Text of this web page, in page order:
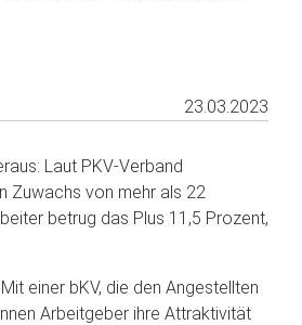
23.03.2023
Laut PKV-Verband
Zuwachs von mehr als 22
betrug das Plus 11,5 Prozent,
einer bKV, die den Angestellten
Arbeitgeber ihre Attraktivität